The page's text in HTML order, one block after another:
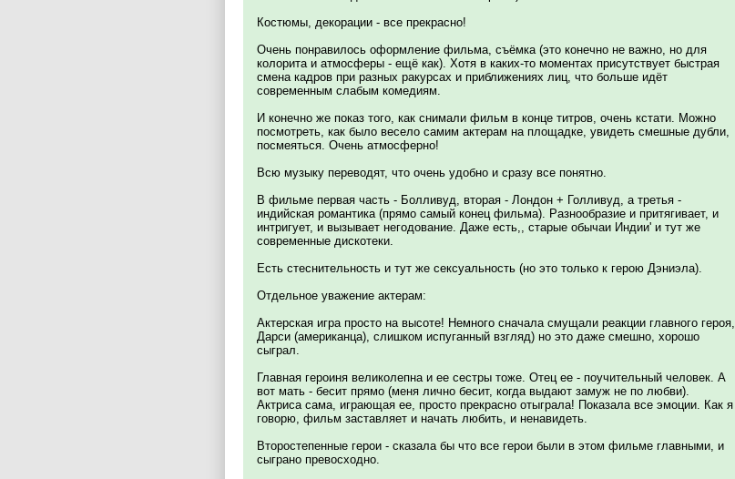
Костюмы, декорации - все прекрасно!
Очень понравилось оформление фильма, съёмка (это конечно не важно, но для
колорита и атмосферы - ещё как). Хотя в каких-то моментах присутствует быстрая
смена кадров при разных ракурсах и приближениях лиц, что больше идёт
современным слабым комедиям.
И конечно же показ того, как снимали фильм в конце титров, очень кстати. Можно
посмотреть, как было весело самим актерам на площадке, увидеть смешные дубли,
посмеяться. Очень атмосферно!
Всю музыку переводят, что очень удобно и сразу все понятно.
В фильме первая часть - Болливуд, вторая - Лондон + Голливуд, а третья -
индийская романтика (прямо самый конец фильма). Разнообразие и притягивает, и
интригует, и вызывает негодование. Даже есть,, старые обычаи Индии' и тут же
современные дискотеки.
Есть стеснительность и тут же сексуальность (но это только к герою Дэниэла).
Отдельное уважение актерам:
Актерская игра просто на высоте! Немного сначала смущали реакции главного героя,
Дарси (американца), слишком испуганный взгляд) но это даже смешно, хорошо
сыграл.
Главная героиня великолепна и ее сестры тоже. Отец ее - поучительный человек. А
вот мать - бесит прямо (меня лично бесит, когда выдают замуж не по любви).
Актриса сама, играющая ее, просто прекрасно отыграла! Показала все эмоции. Как я
говорю, фильм заставляет и начать любить, и ненавидеть.
Второстепенные герои - сказала бы что все герои были в этом фильме главными, и
сыграно превосходно.